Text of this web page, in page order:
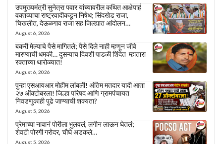
उपमुख्यमंत्री सुनेत्रा पवार यांच्यावरील कथित आक्षेपार्ह
वक्तव्याचा राष्ट्रवादीकडून निषेध; सिंदखेड राजा,
चिखलीत, देऊळगाव राजा सह जिल्ह्यात आंदोलन…
August 6, 2026
बकरी मेल्याचे पैसे मागितले; पैसे दिले नाही म्हणून जीवे
मारण्याची धमकी… दुसऱ्याच दिवशी पाडळी शिंदेत म्हातारा
रक्ताच्या थारोळ्यात!
August 6, 2026
पुन्हा एसआयआर मोहीम लांबली! अंतिम मतदार यादी आता
२७ ऑक्टोबरला! जिल्हा परिषद आणि ग्रामपंचायत
निवडणुकाही पुढे जाण्याची शक्यता?
August 5, 2026
प्रेमाच्या नावानं पोरीला भुलवलं, लगीन लाऊन घेतलं;
शेवटी पोरगी गरोदर, चौघे अडकले…
August 5, 2026